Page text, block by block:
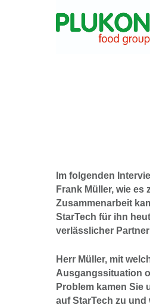
Im folgenden
Frank Müller, wie es
Zusammenarbeit
StarTech für ihn
verlässlicher
Herr Müller, mit
Ausgangssituation
Problem kamen Sie
auf StarTech zu und